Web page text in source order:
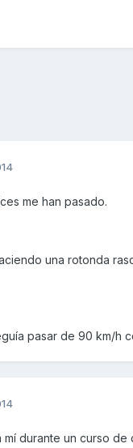
me han pasado.
una rotonda
pasar de 90 km/h
durante un curso